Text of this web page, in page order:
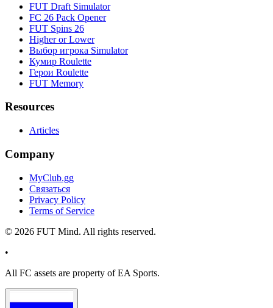
FUT Draft Simulator
FC 26 Pack Opener
FUT Spins 26
Higher or Lower
Выбор игрока Simulator
Кумир Roulette
Герои Roulette
FUT Memory
Resources
Articles
Company
MyClub.gg
Связаться
Privacy Policy
Terms of Service
© 2026 FUT Mind. All rights reserved.
•
All FC assets are property of EA Sports.